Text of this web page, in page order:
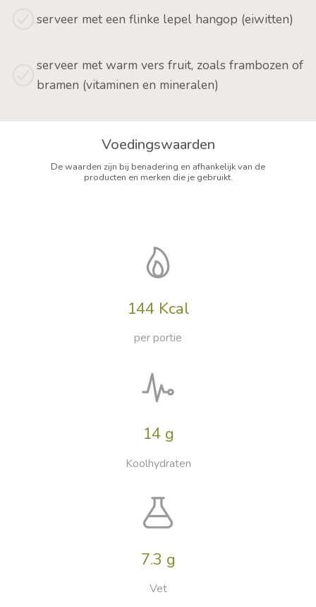
serveer met een flinke lepel hangop (eiwitten)
serveer met warm vers fruit, zoals frambozen of
bramen (vitaminen en mineralen)
Voedingswaarden
De waarden zijn bij benadering en afhankelijk van de
producten en merken die je gebruikt.
144 Kcal
per portie
14 g
Koolhydraten
7.3 g
Vet